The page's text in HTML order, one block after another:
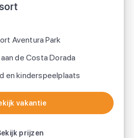
Aventura Park
de Costa Dorada
en kinderspeelplaats
vakantie
prijzen
vakantie